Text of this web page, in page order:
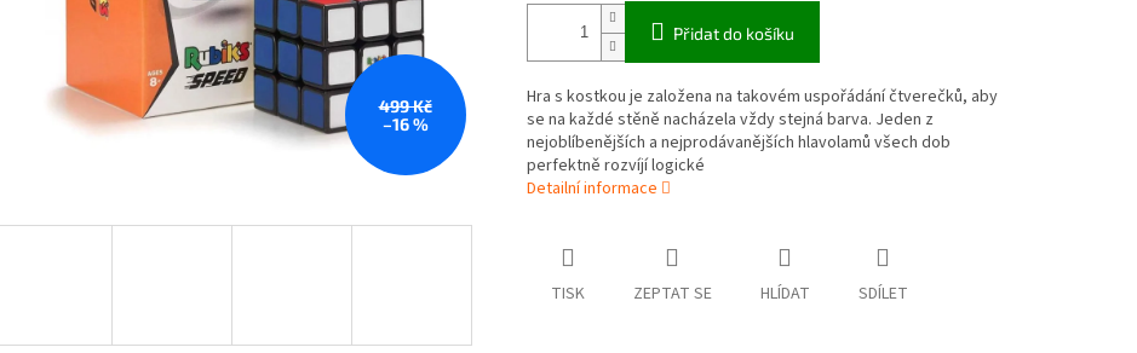
499 Kč
–16 %
Přidat do košíku
Hra s kostkou je založena na takovém uspořádání čtverečků, aby
se na každé stěně nacházela vždy stejná barva. Jeden z
nejoblíbenějších a nejprodávanějších hlavolamů všech dob
perfektně rozvíjí logické
Detailní informace
TISK ZEPTAT SE HLÍDAT SDÍLET